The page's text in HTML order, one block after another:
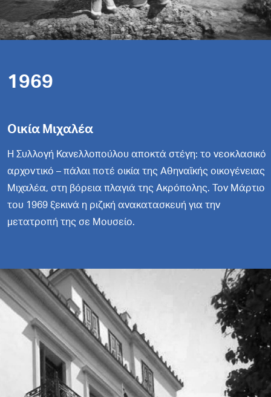
1969
Οικία Μιχαλέα
Η Συλλογή Κανελλοπούλου αποκτά στέγη: το νεοκλασικό
αρχοντικό – πάλαι ποτέ οικία της Αθηναϊκής οικογένειας
Μιχαλέα, στη βόρεια πλαγιά της Ακρόπολης. Τον Μάρτιο
του 1969 ξεκινά η ριζική ανακατασκευή για την
μετατροπή της σε Μουσείο.